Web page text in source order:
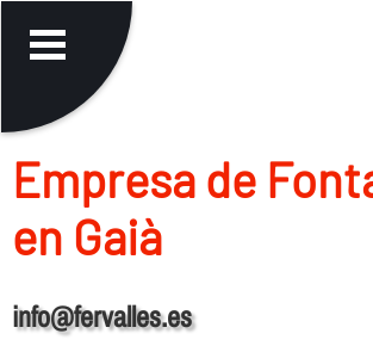
Empresa de
en Gaià
info@fervalles.es